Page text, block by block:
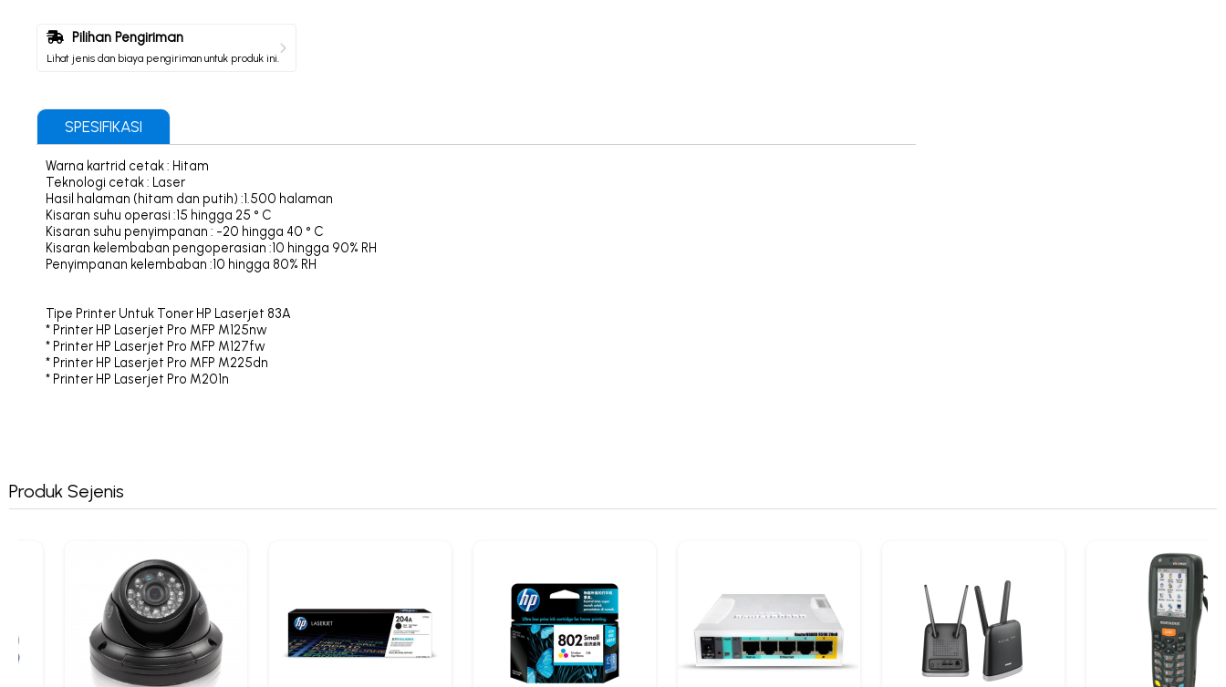
Pilihan Pengiriman
Lihat jenis dan biaya pengiriman untuk produk ini.
SPESIFIKASI
Warna kartrid cetak : Hitam
Teknologi cetak : Laser
Hasil halaman (hitam dan putih) :1.500 halaman
Kisaran suhu operasi :15 hingga 25 ° C
Kisaran suhu penyimpanan : -20 hingga 40 ° C
Kisaran kelembaban pengoperasian :10 hingga 90% RH
Penyimpanan kelembaban :10 hingga 80% RH
Tipe Printer Untuk Toner HP Laserjet 83A
* Printer HP Laserjet Pro MFP M125nw
* Printer HP Laserjet Pro MFP M127fw
* Printer HP Laserjet Pro MFP M225dn
* Printer HP Laserjet Pro M201n
Produk Sejenis